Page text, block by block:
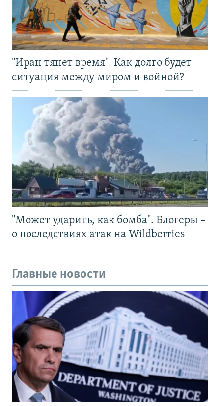
"Иран тянет время". Как долго будет
ситуация между миром и войной?
"Может ударить, как бомба". Блогеры –
о последствиях атак на Wildberries
Главные новости